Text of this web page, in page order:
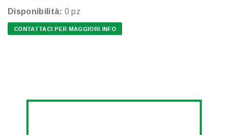
Disponibilità: 0 pz
CONTATTACI PER MAGGIORI INFO